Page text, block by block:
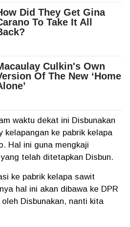
waktu dekat ini Disbunakan
kelapangan ke pabrik kelapa
Hal ini guna mengkaji
telah ditetapkan Disbun.
ke pabrik kelapa sawit
hal ini akan dibawa ke DPR
Disbunakan, nanti kita